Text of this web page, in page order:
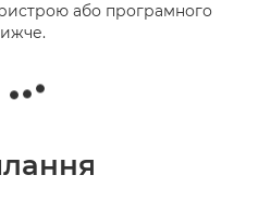
або програмного